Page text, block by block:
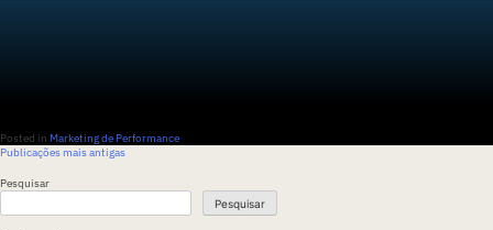
Posted in Marketing de Performance
Navegação
posts
Publicações mais antigas
Pesquisar
Pesquisar